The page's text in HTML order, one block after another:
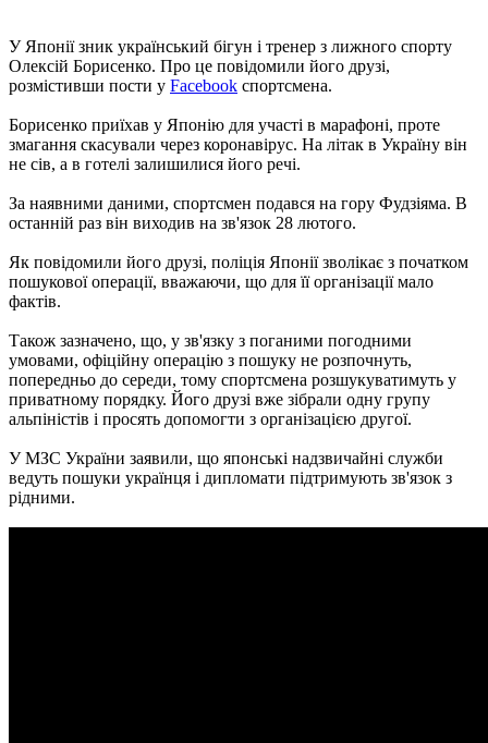
У Японії зник український бігун і тренер з лижного спорту
Олексій Борисенко. Про це повідомили його друзі,
розмістивши пости у Facebook спортсмена.
Борисенко приїхав у Японію для участі в марафоні, проте
змагання скасували через коронавірус. На літак в Україну він
не сів, а в готелі залишилися його речі.
За наявними даними, спортсмен подався на гору Фудзіяма. В
останній раз він виходив на зв'язок 28 лютого.
Як повідомили його друзі, поліція Японії зволікає з початком
пошукової операції, вважаючи, що для її організації мало
фактів.
Також зазначено, що, у зв'язку з поганими погодними
умовами, офіційну операцію з пошуку не розпочнуть,
попередньо до середи, тому спортсмена розшукуватимуть у
приватному порядку. Його друзі вже зібрали одну групу
альпіністів і просять допомогти з організацією другої.
У МЗС України заявили, що японські надзвичайні служби
ведуть пошуки українця і дипломати підтримують зв'язок з
рідними.